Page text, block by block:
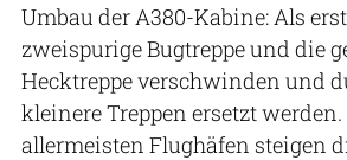
Umbau der A380-Kabine: Als
zweispurige Bugtreppe und die
Hecktreppe verschwinden und
kleinere Treppen ersetzt werden.
allermeisten Flughäfen steigen